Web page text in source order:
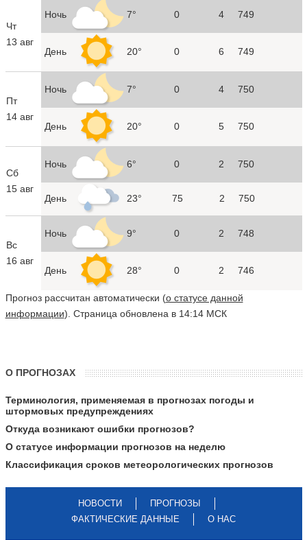
Чт
13 авг
Ночь 7° 0 4 749
День 20° 0 6 749
Пт
14 авг
Ночь 7° 0 4 750
День 20° 0 5 750
Сб
15 авг
Ночь 6° 0 2 750
День 23° 75 2 750
Вс
16 авг
Ночь 9° 0 2 748
День 28° 0 2 746
Прогноз рассчитан автоматически (о статусе данной
информации). Страница обновлена в 14:14 МСК
О ПРОГНОЗАХ
Терминология, применяемая в прогнозах погоды и
штормовых предупреждениях
Откуда возникают ошибки прогнозов?
О статусе информации прогнозов на неделю
Классификация сроков метеорологических прогнозов
НОВОСТИ
ПРОГНОЗЫ
ФАКТИЧЕСКИЕ ДАННЫЕ
О НАС